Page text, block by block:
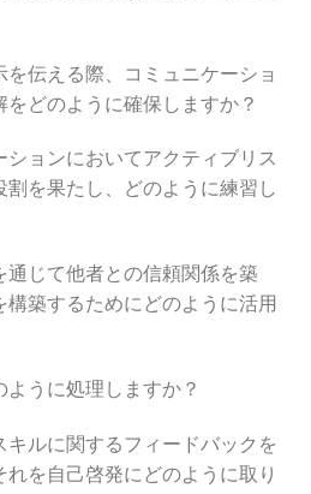
伝える際、コミュニケーショ
どのように確保しますか？
ョンにおいてアクティブリス
を果たし、どのように練習し
通じて他者との信頼関係を築
構築するためにどのように活用
うに処理しますか？
キルに関するフィードバックを
を自己啓発にどのように取り